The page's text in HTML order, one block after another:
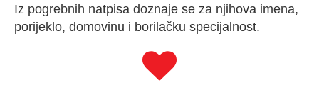
Iz pogrebnih natpisa doznaje se za njihova imena,
porijeklo, domovinu i borilačku specijalnost.